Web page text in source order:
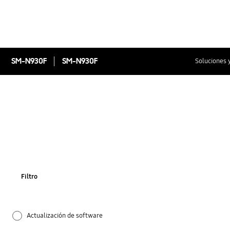
SM-N930F SM-N930F Soluciones
Filtro
Actualización de software